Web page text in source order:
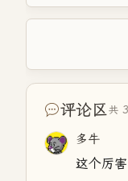
评论区共
多牛
这个厉